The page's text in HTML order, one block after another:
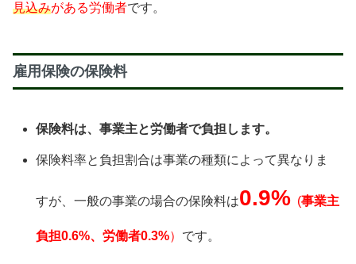
見込みがある労働者です。
雇用保険の保険料
保険料は、事業主と労働者で負担します。
保険料率と負担割合は事業の種類によって異なりま
すが、一般の事業の場合の保険料は0.9% (事業主
負担0.6%、労働者0.3%） です。